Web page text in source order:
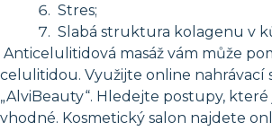
Stres;
Slabá struktura kolagenu v
Anticelulitidová masáž vám může
celulitidou. Využijte online nahrávací
„AlviBeauty“. Hledejte postupy, které
vhodné. Kosmetický salon najdete